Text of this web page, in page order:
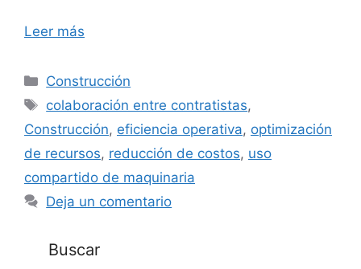
Leer más
Categorías
Construcción
Etiquetas
colaboración entre contratistas,
Construcción, eficiencia operativa, optimización
de recursos, reducción de costos, uso
compartido de maquinaria
Deja un comentario
Buscar